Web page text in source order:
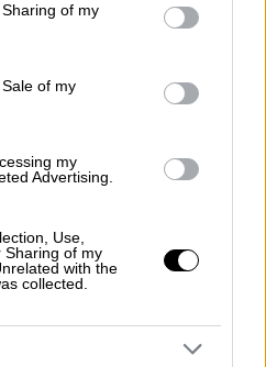
behaviour. You may click to
and its third-party tags to
purposes in below Google
of my
of my
my
Advertising.
Use,
Sharing of my
with the
collected.
σε μετανάστη
- «Τον χτύπησε
και τον άφησε
στο χέρι ενώ τον